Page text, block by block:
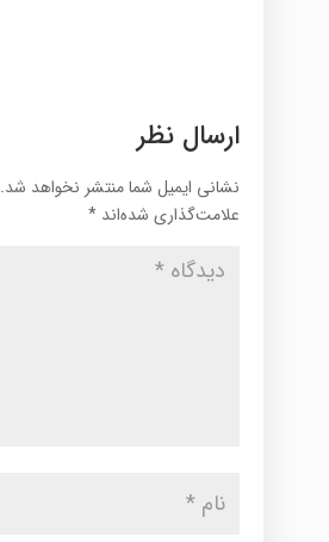
ارسال نظر
نشانی ایمیل شما منتشر نخواهد شد.
علامت‌گذاری شده‌اند *